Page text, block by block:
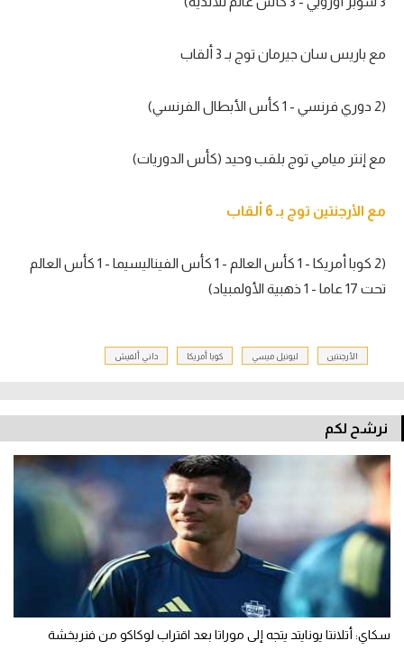
مع باريس سان جيرمان توج بـ 3 ألقاب
(2 دوري فرنسي - 1 كأس الأبطال الفرنسي)
مع إنتر ميامي توج بلقب وحيد (كأس الدوريات)
مع الأرجنتين توج بـ 6 ألقاب
(2 كوبا أمريكا - 1 كأس العالم - 1 كأس الفيناليسيما - 1 كأس العالم
تحت 17 عاما - 1 ذهبية الأولمبياد)
الأرجنتين ليونيل ميسي كوبا أمريكا داني ألفيش
نرشح لكم
سكاي: أتلانتا يونايتد يتجه إلى موراتا بعد اقتراب لوكاكو من فنربخشة